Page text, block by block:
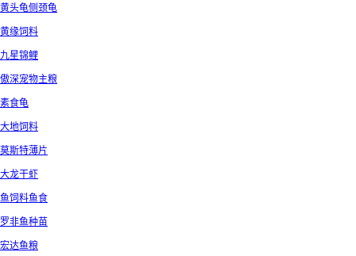
黄头龟侧颈龟
黄缘饲料
九星锦鲤
傲深宠物主粮
素食龟
大地饲料
莫斯特薄片
大龙干虾
鱼饲料鱼食
罗非鱼种苗
宏达鱼粮